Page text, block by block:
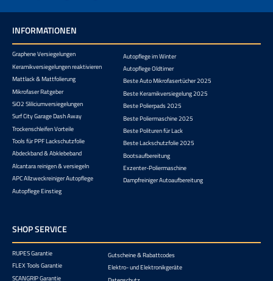
INFORMATIONEN
Graphene Versiegelungen
Keramikversiegelungen reaktivieren
Mattlack & Mattfolierung
Mikrofaser Ratgeber
SiO2 Sliliciumversiegelungen
Surf City Garage Dash Away
Trockenschleifen Vorteile
Tools für PPF Lackschutzfolie
Abdeckband & Abklebeband
Alcantara reinigen & versiegeln
APC Allzweckreiniger Autopflege
Autopflege Einstieg
Autopflege im Winter
Autopflege Oldtimer
Beste Auto Mikrofasertücher 2025
Beste Keramikversiegelung 2025
Beste Polierpads 2025
Beste Poliermaschine 2025
Beste Polituren für Lack
Beste Lackschutzfolie 2025
Bootsaufbereitung
Exzenter-Poliermaschine
Dampfreiniger Autoaufbereitung
SHOP SERVICE
RUPES Garantie
FLEX Tools Garantie
SCANGRIP Garantie
Gutscheine & Rabattcodes
Elektro- und Elektronikgeräte